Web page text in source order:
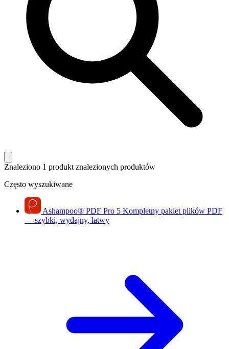
Znaleziono 1 produkt znalezionych produktów
Często wyszukiwane
Ashampoo® PDF Pro 5 Kompletny pakiet plików PDF
— szybki, wydajny, łatwy